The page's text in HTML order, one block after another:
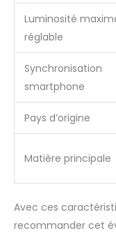
Luminosité
réglable
Synchronisation
smartphone
Pays d’origine
Matière principale
Avec ces
recommander cet